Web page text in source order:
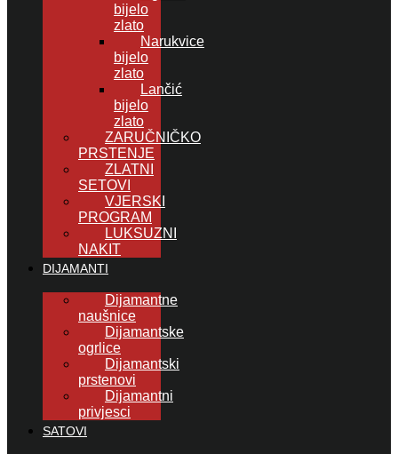
bijelo
zlato
Narukvice
bijelo
zlato
Lančić
bijelo
zlato
ZARUČNIČKO
PRSTENJE
ZLATNI
SETOVI
VJERSKI
PROGRAM
LUKSUZNI
NAKIT
DIJAMANTI
Dijamantne
naušnice
Dijamantske
ogrlice
Dijamantski
prstenovi
Dijamantni
privjesci
SATOVI